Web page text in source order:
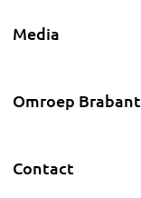
Media
Omroep Brabant
Contact